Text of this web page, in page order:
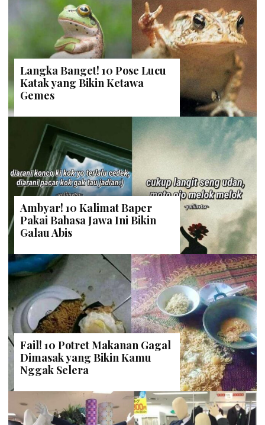
Langka Banget! 10 Pose Lucu
Katak yang Bikin Ketawa
Gemes
Ambyar! 10 Kalimat Baper
Pakai Bahasa Jawa Ini Bikin
Galau Abis
Fail! 10 Potret Makanan Gagal
Dimasak yang Bikin Kamu
Nggak Selera